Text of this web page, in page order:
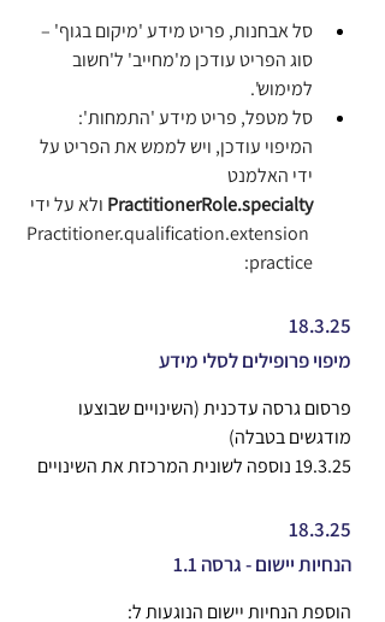
סל אבחנות, פריט מידע 'מיקום בגוף' –
סוג הפריט עודכן מ'מחייב' ל'חשוב
למימוש'.
סל מטפל, פריט מידע 'התמחות':
המיפוי עודכן, ויש לממש את הפריט על
ידי האלמנט
PractitionerRole.specialty ולא על ידי
Practitioner.qualification.extension
:practice
18.3.25
מיפוי פרופילים לסלי מידע
פרסום גרסה עדכנית (השינויים שבוצעו
מודגשים בטבלה)
19.3.25 נוספה לשונית המרכזת את השינויים
18.3.25
הנחיות יישום - גרסה 1.1
הוספת הנחיות יישום הנוגעות ל: